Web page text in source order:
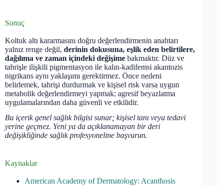
Sonuç
Koltuk altı kararmasını doğru değerlendirmenin anahtarı
yalnız renge değil, derinin dokusuna, eşlik eden belirtilere,
dağılıma ve zaman içindeki değişime bakmaktır. Düz ve
tahrişle ilişkili pigmentasyon ile kalın-kadifemsi akantozis
nigrikans aynı yaklaşımı gerektirmez. Önce nedeni
belirlemek, tahrişi durdurmak ve kişisel risk varsa uygun
metabolik değerlendirmeyi yapmak; agresif beyazlatma
uygulamalarından daha güvenli ve etkilidir.
Bu içerik genel sağlık bilgisi sunar; kişisel tanı veya tedavi
yerine geçmez. Yeni ya da açıklanamayan bir deri
değişikliğinde sağlık profesyoneline başvurun.
Kaynaklar
American Academy of Dermatology: Acanthosis